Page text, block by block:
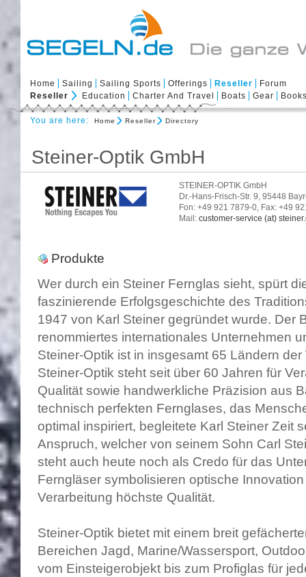
Home Sailing Sailing Sports Offerings Reseller
Forum
Reseller
Education Charter And Travel Boats Gear
You are here: Home Reseller Directory
Steiner-Optik GmbH
STEINER-OPTIK GmbH
Dr.-Hans-Frisch-Str. 9, 95448
Fon: +49 921 7879-0, Fax: +49
Mail: customer-service (at)
Produkte
Wer durch ein Steiner Fernglas sieht, spürt
faszinierende Erfolgsgeschichte des
1947 von Karl Steiner gegründet wurde. Der
renommiertes internationales Unternehmen
Steiner-Optik ist in insgesamt 65 Ländern
Steiner-Optik steht seit über 60 Jahren für
Qualität sowie handwerkliche Präzision aus
technisch perfekten Fernglases, das
optimal inspiriert, begleitete Karl Steiner Zeit
Anspruch, welcher von seinem Sohn Carl
steht auch heute noch als Credo für das
Ferngläser symbolisieren optische
Verarbeitung höchste Qualität.
Steiner-Optik bietet mit einem breit
Bereichen Jagd, Marine/Wassersport,
vom Einsteigerobjekt bis zum Profiglas für